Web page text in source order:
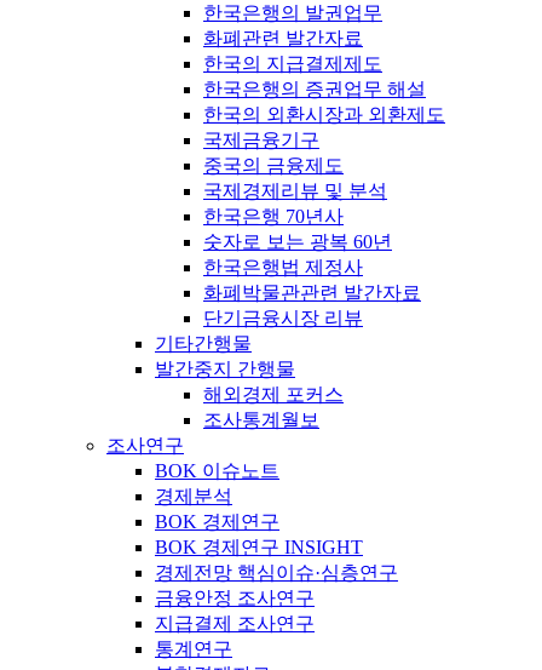
한국은행의 발권업무
화폐관련 발간자료
한국의 지급결제제도
한국은행의 증권업무 해설
한국의 외환시장과 외환제도
국제금융기구
중국의 금융제도
국제경제리뷰 및 분석
한국은행 70년사
숫자로 보는 광복 60년
한국은행법 제정사
화폐박물관관련 발간자료
단기금융시장 리뷰
기타간행물
발간중지 간행물
해외경제 포커스
조사통계월보
조사연구
BOK 이슈노트
경제분석
BOK 경제연구
BOK 경제연구 INSIGHT
경제전망 핵심이슈·심층연구
금융안정 조사연구
지급결제 조사연구
통계연구